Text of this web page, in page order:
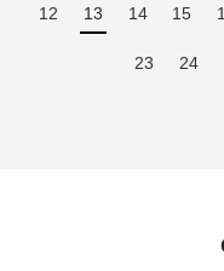
12 13 14 15
23 24